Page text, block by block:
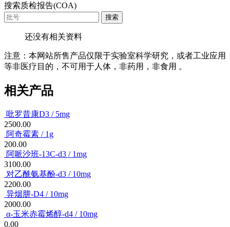
搜索质检报告(COA)
搜索
还没有相关资料
注意：本网站所售产品仅限于实验室科学研究，或者工业应用
等非医疗目的，不可用于人体，非药用，非食用 。
相关产品
吡罗昔康D3 / 5mg
2500.00
阿奇霉素 / 1g
200.00
阿哌沙班-13C-d3 / 1mg
3100.00
对乙酰氨基酚-d3 / 10mg
2200.00
异烟肼-D4 / 10mg
2000.00
α-玉米赤霉烯醇-d4 / 10mg
0.00